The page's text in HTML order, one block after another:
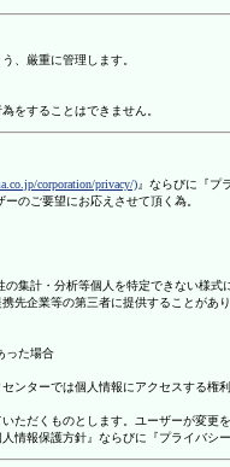
、厳重に管理します。
をすることはできません。
corporation/privacy/)』ならびに『プ
のご要望にお応えさせて頂く為。
集計・分析等個人を特定できない様式
先企業等の第三者に提供することがあり
った場合
ターでは個人情報にアクセスする権
だくものとします。ユーザーが変
報保護方針』ならびに『プライバシ